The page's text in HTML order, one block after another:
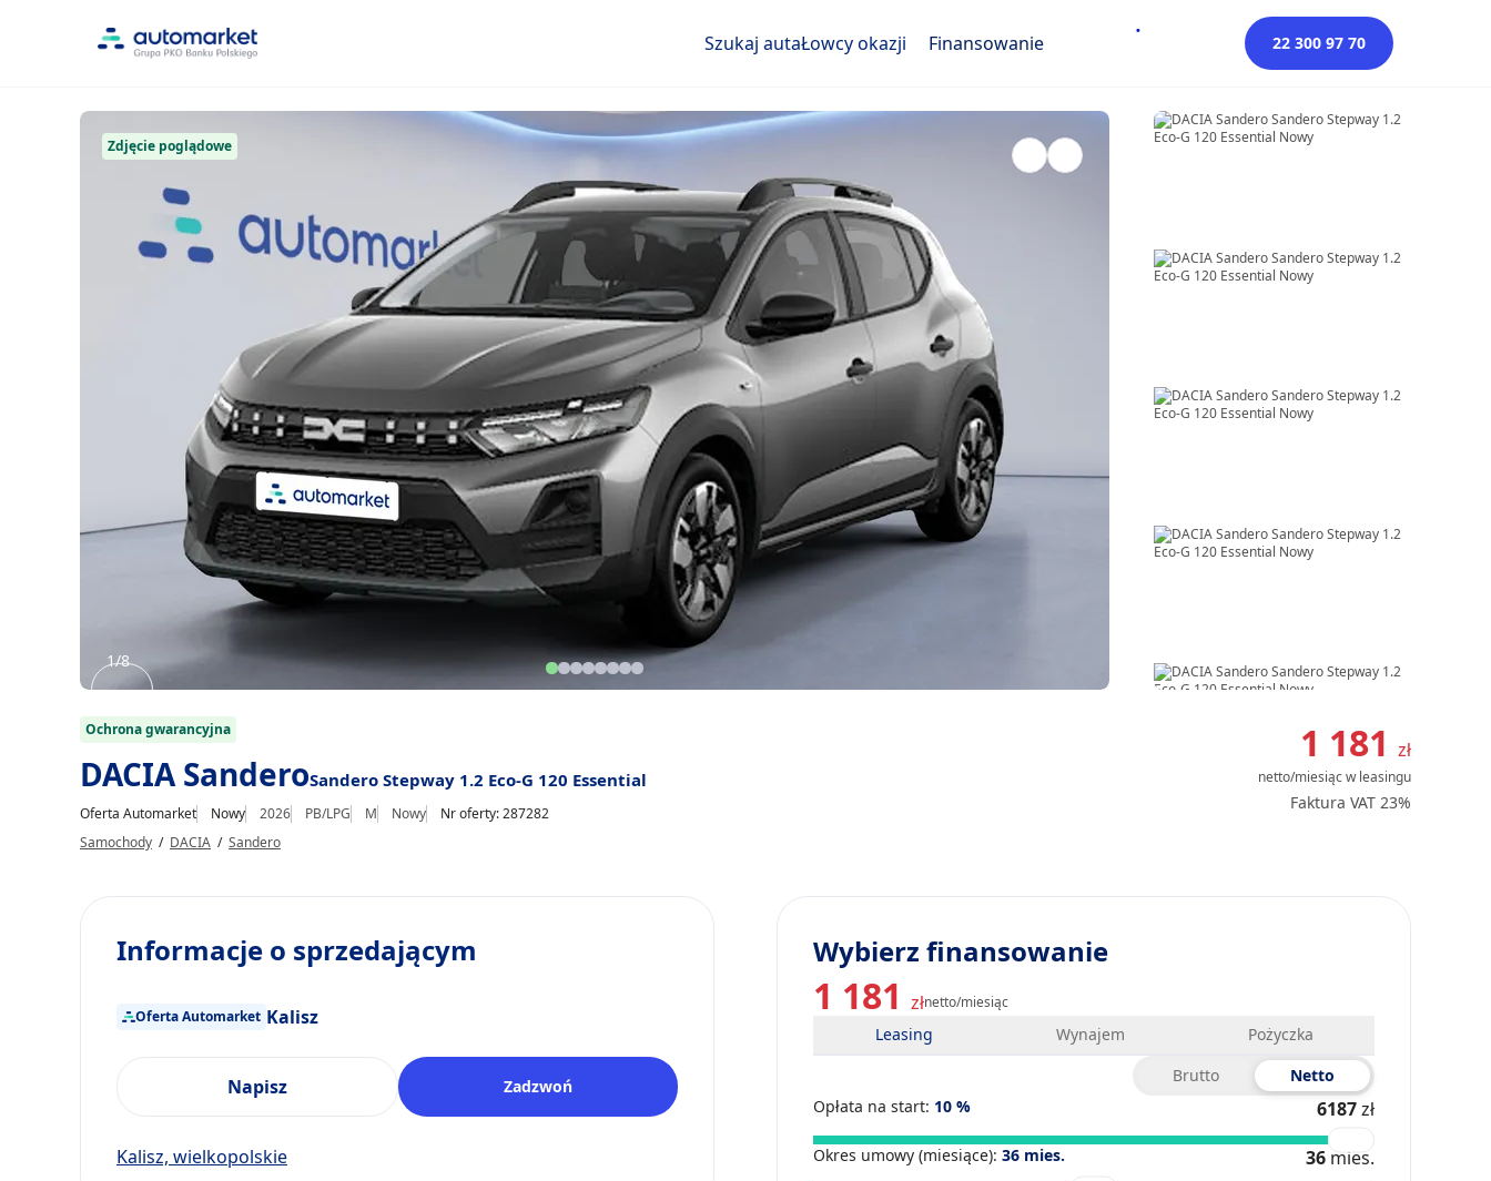
Szukaj autaŁowcy okazji Finansowanie 22 300 97 70
1
8
1/8
Zdjęcie poglądowe
Ochrona gwarancyjna
DACIA SanderoSandero Stepway 1.2 Eco-G 120 Essential
Oferta Automarket Nowy 2026 PB/LPG M Nowy
Nr oferty: 287282
Samochody / DACIA / Sandero
1 181 zł
netto/miesiącw leasingu
Faktura VAT 23%
Wybierz finansowanie
1 181 złnetto/miesiąc
Leasing Wynajem
Pożyczka
Brutto
Netto
Opłata na start: 10 % 6187zł
Okres umowy (miesiące): 36 mies. 36 mies.
Informacje o sprzedającym
Oferta Automarket Kalisz
Napisz Zadzwoń
Kalisz, wielkopolskie